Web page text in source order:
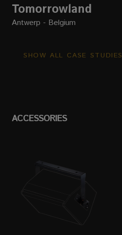
SHOW ALL CASE STUDIES
Tomorrowland
Antwerp - Belgium
ACCESSORIES